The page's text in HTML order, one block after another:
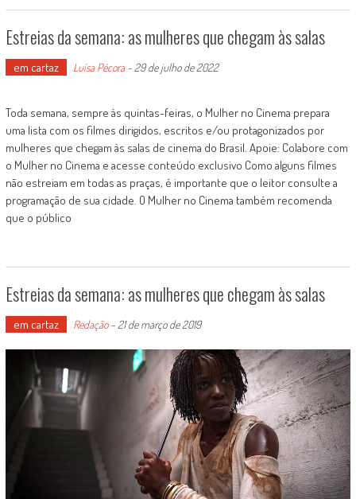
Estreias da semana: as mulheres que chegam às salas
em cartaz Luísa Pécora- 29 de julho de 2022
Toda semana, sempre às quintas-feiras, o Mulher no Cinema prepara
uma lista com os filmes dirigidos, escritos e/ou protagonizados por
mulheres que chegam às salas de cinema do Brasil. Apoie: Colabore com
o Mulher no Cinema e acesse conteúdo exclusivo Como alguns filmes
não estreiam em todas as praças, é importante que o leitor consulte a
programação de sua cidade. O Mulher no Cinema também recomenda
que o público
Estreias da semana: as mulheres que chegam às salas
em cartaz Redação- 21 de março de 2019